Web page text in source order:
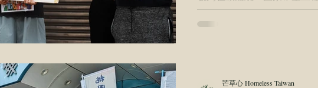
助法》修法草案卻下落不明
過三十個跨黨派立 委提出的
拖，修法草案至今仍在行政
芒草心 Homeless Taiwan